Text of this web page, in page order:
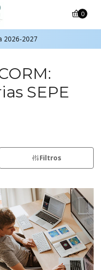
2026-2027
0
SEPE
Filtros